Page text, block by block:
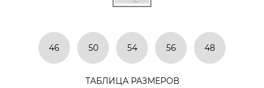
46 50 54 56 48
ТАБЛИЦА РАЗМЕРОВ